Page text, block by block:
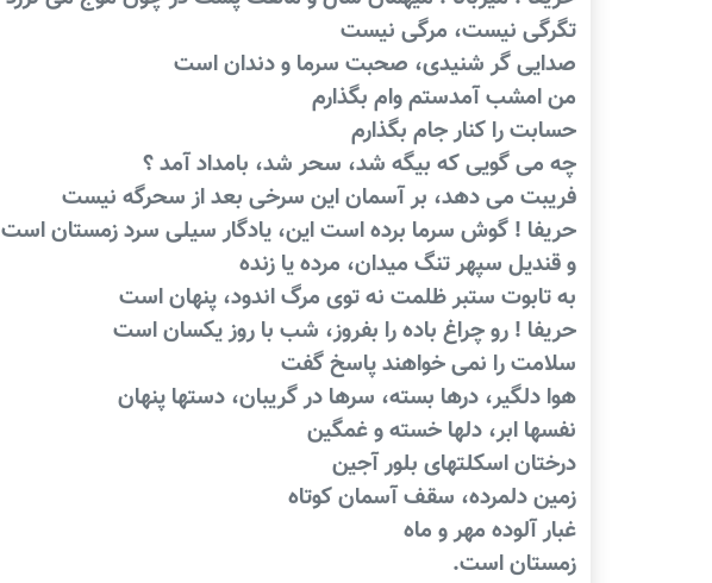
تگرگی نیست، مرگی نیست
صدایی گر شنیدی، صحبت سرما و دندان است
من امشب آمدستم وام بگذارم
حسابت را کنار جام بگذارم
چه می گویی که بیگه شد، سحر شد، بامداد آمد ؟
فریبت می دهد، بر آسمان این سرخی بعد از سحرگه نیست
حریفا ! گوش سرما برده است این، یادگار سیلی سرد زمستان است
و قندیل سپهر تنگ میدان، مرده یا زنده
به تابوت ستبر ظلمت نه توی مرگ اندود، پنهان است
حریفا ! رو چراغ باده را بفروز، شب با روز یکسان است
سلامت را نمی خواهند پاسخ گفت
هوا دلگیر، درها بسته، سرها در گریبان، دستها پنهان
نفسها ابر، دلها خسته و غمگین
درختان اسکلتهای بلور آجین
زمین دلمرده، سقف آسمان کوتاه
غبار آلوده مهر و ماه
زمستان است.